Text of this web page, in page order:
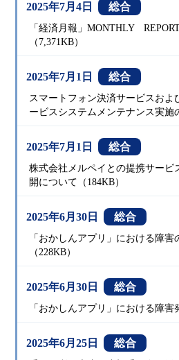
2025年7月4日 総合
「経済月報」MONTHLY
（7,371KB）
2025年7月1日 総合
スマートフォン決済サービスおよ
ービスシステムメンテナンス実施
2025年7月1日 総合
株式会社メルペイとの提携サービ
開について（184KB）
2025年6月30日 総合
「おかしんアプリ」における障害
（228KB）
2025年6月30日 総合
「おかしんアプリ」における障害
2025年6月25日 総合